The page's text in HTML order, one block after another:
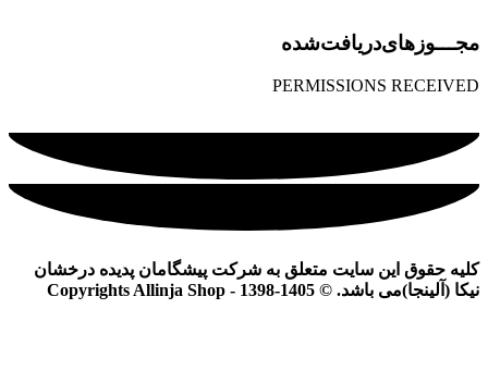
مجـــوز‌های‌دریافت‌شده
PERMISSIONS RECEIVED
کلیه حقوق این سایت متعلق به شرکت پیشگامان پدیده درخشان
نیکا (آلینجا)می باشد. © Copyrights Allinja Shop - 1398-1405